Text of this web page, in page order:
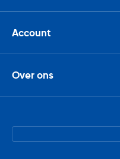
Account
Over ons